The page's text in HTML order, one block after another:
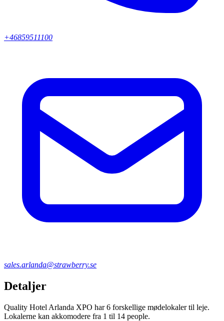
+46859511100
sales.arlanda@strawberry.se
Detaljer
Quality Hotel Arlanda XPO har 6 forskellige mødelokaler til leje.
Lokalerne kan akkomodere fra 1 til 14 people.